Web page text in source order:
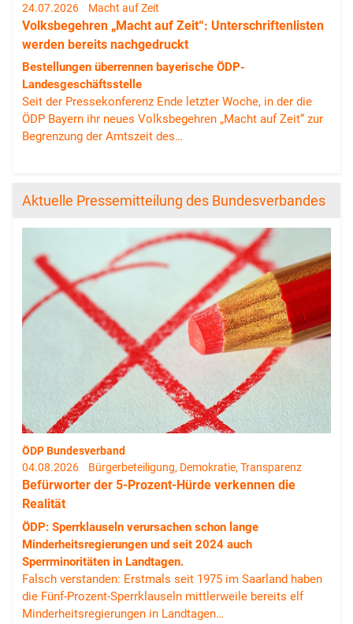
24.07.2026
Macht auf Zeit
Volksbegehren „Macht auf Zeit“: Unterschriftenlisten
werden bereits nachgedruckt
Bestellungen überrennen bayerische ÖDP-
Landesgeschäftsstelle
Seit der Pressekonferenz Ende letzter Woche, in der die
ÖDP Bayern ihr neues Volksbegehren „Macht auf Zeit“ zur
Begrenzung der Amtszeit des…
Aktuelle Pressemitteilung des Bundesverbandes
ÖDP Bundesverband
04.08.2026
Bürgerbeteiligung, Demokratie, Transparenz
Befürworter der 5-Prozent-Hürde verkennen die
Realität
ÖDP: Sperrklauseln verursachen schon lange
Minderheitsregierungen und seit 2024 auch
Sperrminoritäten in Landtagen.
Falsch verstanden: Erstmals seit 1975 im Saarland haben
die Fünf-Prozent-Sperrklauseln mittlerweile bereits elf
Minderheitsregierungen in Landtagen…